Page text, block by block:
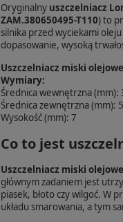
Oryginalny uszczelniacz
ZAM.380650495-T110) to
silnika przed wyciekami
dopasowanie, wysoką
Uszczelniacz miski
Wymiary:
Średnica wewnętrzna (mm):
Średnica zewnętrzna (mm):
Wysokość (mm): 7
Co to jest
Uszczelniacz miski
głównym zadaniem jest
piasek, błoto czy wilgoć. W
układu smarowania, a tym